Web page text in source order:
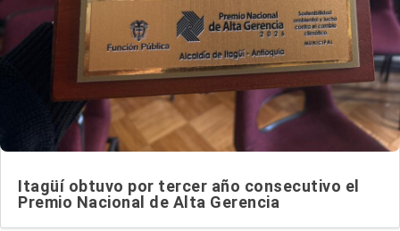
Itagüí obtuvo por tercer año consecutivo el
Premio Nacional de Alta Gerencia